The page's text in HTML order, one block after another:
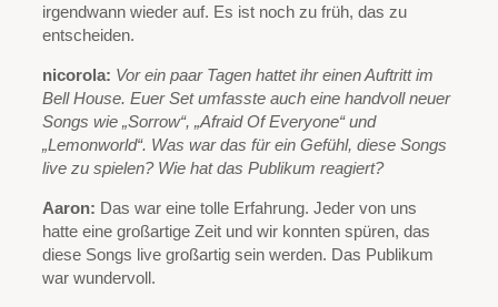
irgendwann wieder auf. Es ist noch zu früh, das zu
entscheiden.
nicorola: Vor ein paar Tagen hattet ihr einen Auftritt im
Bell House. Euer Set umfasste auch eine handvoll neuer
Songs wie „Sorrow“, „Afraid Of Everyone“ und
„Lemonworld“. Was war das für ein Gefühl, diese Songs
live zu spielen? Wie hat das Publikum reagiert?
Aaron: Das war eine tolle Erfahrung. Jeder von uns
hatte eine großartige Zeit und wir konnten spüren, das
diese Songs live großartig sein werden. Das Publikum
war wundervoll.